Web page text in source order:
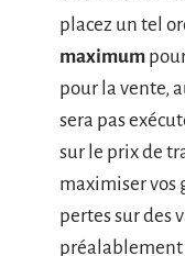
placez un tel
maximum
pour la vente,
sera pas
sur le prix de
maximiser vos
pertes sur des